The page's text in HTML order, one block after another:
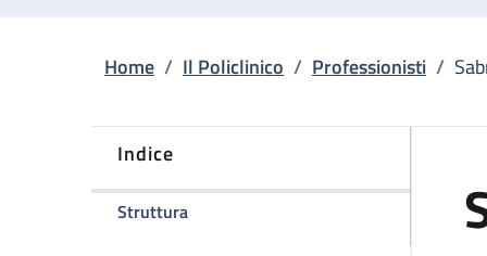
Briciole di pane
Home / Il Policlinico / Professionisti /
Indice
Strutturadella pagina Sabrina Fontana